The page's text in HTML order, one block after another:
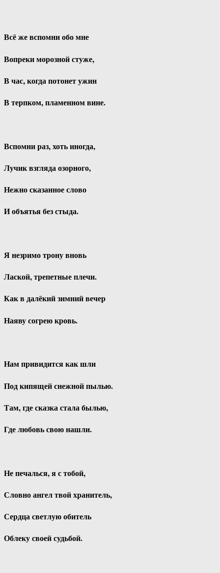
Всё же вспомни обо мне
Вопреки морозной стуже,
В час, когда потонет ужин
В терпком, пламенном вине.
Вспомни раз, хоть иногда,
Лучик взгляда озорного,
Нежно сказанное слово
И объятья без стыда.
Я незримо трону вновь
Лаской, трепетные плечи.
Как в далёкий зимний вечер
Наяву согрею кровь.
Нам привидится как шли
Под кипящей снежной пылью.
Там, где сказка стала былью,
Где любовь свою нашли.
Не печалься, я с тобой,
Словно ангел твой хранитель,
Сердца светлую обитель
Облеку своей судьбой.